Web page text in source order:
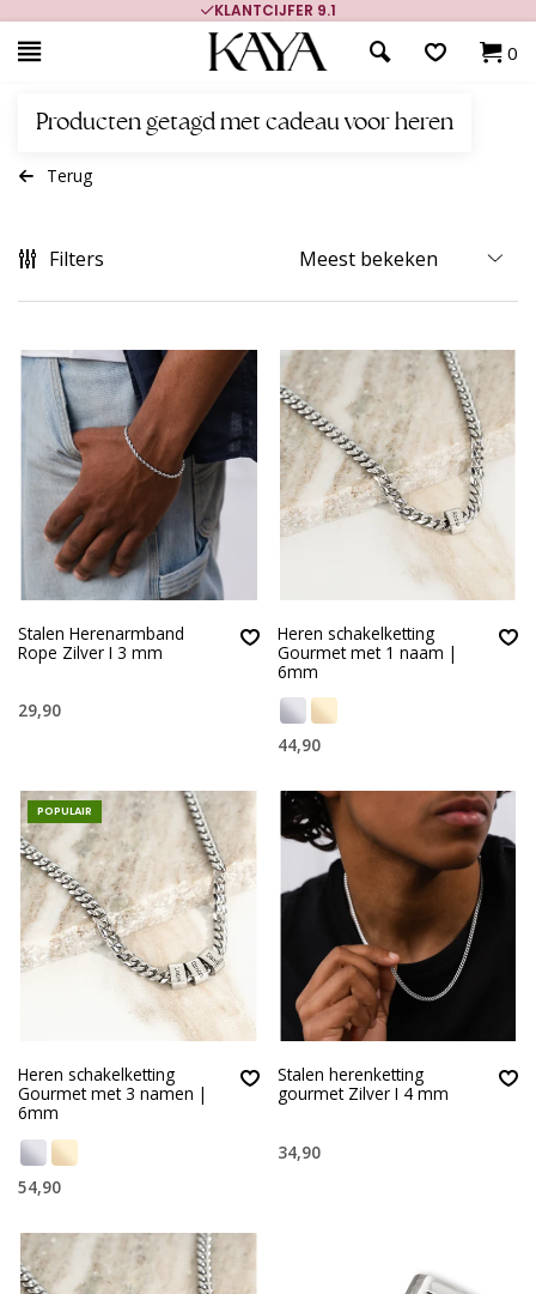
700.000+ TEVREDEN KLANTEN
0
Producten getagd met cadeau voor heren
Terug
Filters
Stalen Herenarmband
Rope Zilver I 3 mm
29,90
Heren schakelketting
Gourmet met 1 naam |
6mm
44,90
POPULAIR
Heren schakelketting
Gourmet met 3 namen |
6mm
54,90
Stalen herenketting
gourmet Zilver I 4 mm
34,90